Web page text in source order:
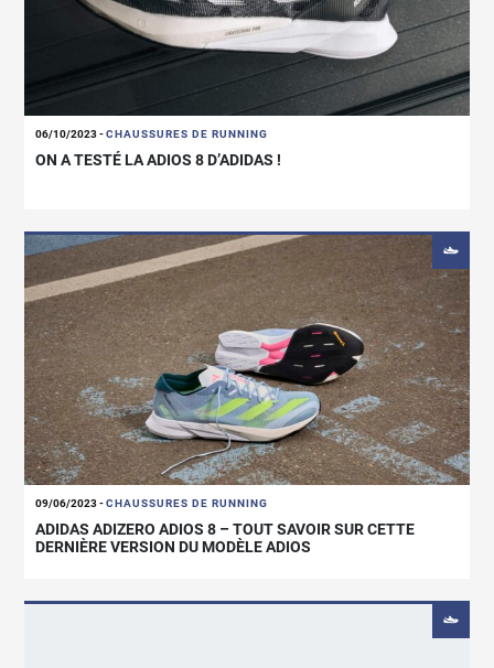
06/10/2023-CHAUSSURES DE RUNNING
ON A TESTÉ LA ADIOS 8 D’ADIDAS !
09/06/2023-CHAUSSURES DE RUNNING
ADIDAS ADIZERO ADIOS 8 – TOUT SAVOIR SUR CETTE
DERNIÈRE VERSION DU MODÈLE ADIOS